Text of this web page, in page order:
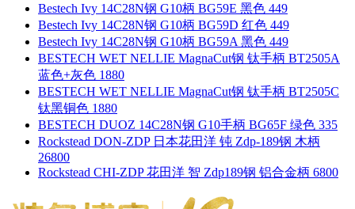
Bestech Ivy 14C28N钢 G10柄 BG59E 黑色 449
Bestech Ivy 14C28N钢 G10柄 BG59D 红色 449
Bestech Ivy 14C28N钢 G10柄 BG59A 黑色 449
BESTECH WET NELLIE MagnaCut钢 钛手柄 BT2505A
蓝色+灰色 1880
BESTECH WET NELLIE MagnaCut钢 钛手柄 BT2505C
钛黑铜色 1880
BESTECH DUOZ 14C28N钢 G10手柄 BG65F 绿色 335
Rockstead DON-ZDP 日本花田洋 钝 Zdp-189钢 木柄
26800
Rockstead CHI-ZDP 花田洋 智 Zdp189钢 铝合金柄 6800